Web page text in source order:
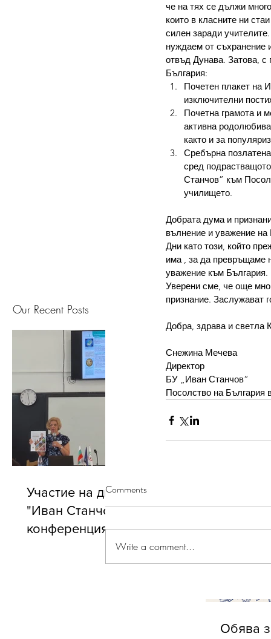
Our Recent Posts
Участие на директора на БУ
"Иван Станчов" в годишната
конференция на АБУЧ
Обява
че на тях се дължи
които в класните ни
силен заради
нуждаем от съхранение
отвъд Дунава. Затова, с
България:
Почетен плакет на
изключителни
Почетна грамота и
активна
както и за
Сребърна
сред
Станчов” към
училището.
Добрата дума и
вълнение и уважение на
Дни като този, който
има , за да превръщаме
уважение към
Уверени сме, че още
признание. Заслужават
Добра, здрава и
Снежина Мечева
Директор
БУ „Иван Станчов“
Посолство на България
Comments
Write a comment...